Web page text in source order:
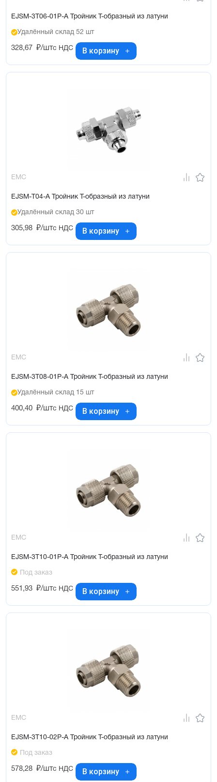
EJSM-3T06-01P-A Тройник Т-образный из латуни
Удалённый склад 52 шт
328,67 ₽/штс НДС В корзину
EMC
EJSM-T04-A Тройник Т-образный из латуни
Удалённый склад 30 шт
305,98 ₽/штс НДС В корзину
EMC
EJSM-3T08-01P-A Тройник Т-образный из латуни
Удалённый склад 15 шт
400,40 ₽/штс НДС В корзину
EMC
EJSM-3T10-01P-A Тройник Т-образный из латуни
Под заказ
551,93 ₽/штс НДС В корзину
EMC
EJSM-3T10-02P-A Тройник Т-образный из латуни
Под заказ
578,28 ₽/штс НДС В корзину